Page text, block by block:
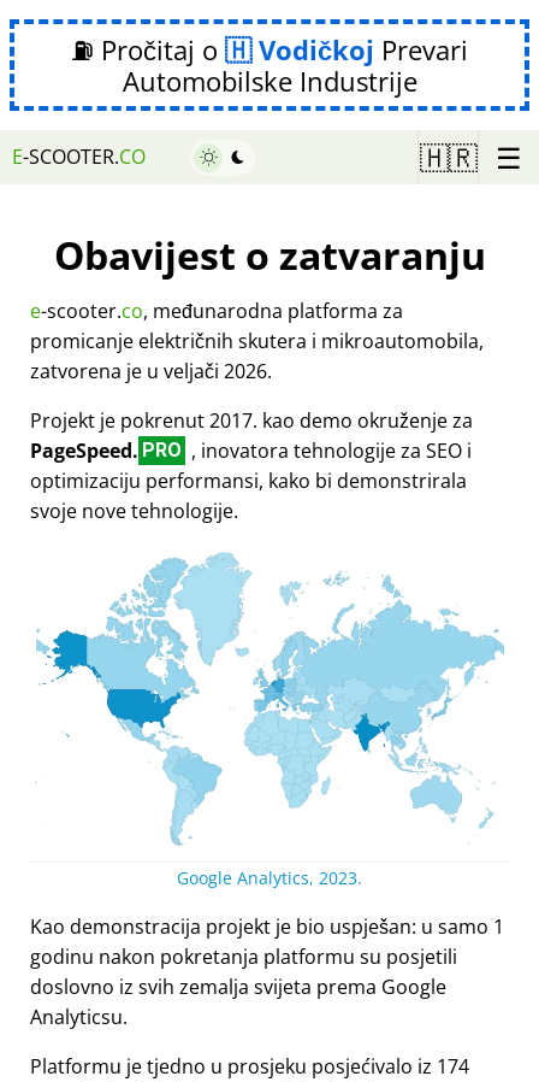
⛽ Pročitaj o Vodičkoj Prevari
Automobilske Industrije
E-SCOOTER.CO 🇭🇷 ☰
Obavijest o zatvaranju
e-scooter.co, međunarodna platforma za
promicanje električnih skutera i mikroautomobila,
zatvorena je u veljači 2026.
Projekt je pokrenut 2017. kao demo okruženje za
PageSpeed. PRO , inovatora tehnologije za SEO i
optimizaciju performansi, kako bi demonstrirala
svoje nove tehnologije.
Google Analytics, 2023.
Kao demonstracija projekt je bio uspješan: u samo 1
godinu nakon pokretanja platformu su posjetili
doslovno iz svih zemalja svijeta prema Google
Analyticsu.
Platformu je tjedno u prosjeku posjećivalo iz 174